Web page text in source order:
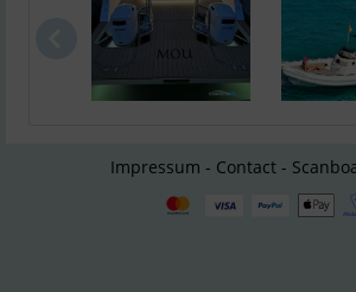
Impressum - Contact -